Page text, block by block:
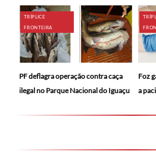
TRÍPLICE
FRONTEIRA
PF deflagra operação contra caça
ilegal no Parque Nacional do Iguaçu
Foz
a